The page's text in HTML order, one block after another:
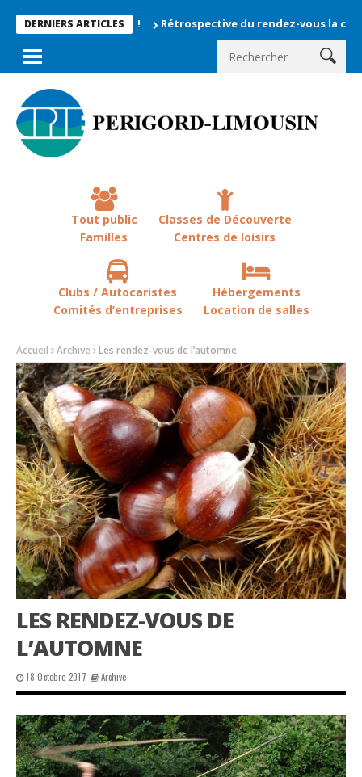
DERNIERS ARTICLESRétrospective du rendez-vous la chevêche 2026 !
Tout public
Familles
Classes de Découverte
Centres de loisirs
Clubs / Autocaristes
Comités d’entreprises
Hébergements
Location de salles
Accueil Archive Les rendez-vous de l’automne
LES RENDEZ-VOUS DE
L’AUTOMNE
18 Octobre 2017 Archive